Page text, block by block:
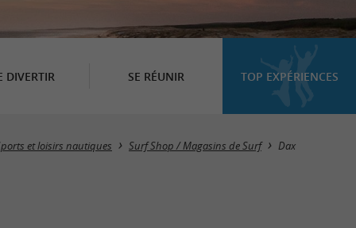
DIVERTIR SE RÉUNIR TOP EXPÉRIENCES
Masquer la carte
et loisirs nautiques Surf Shop / Magasins de Surf Dax